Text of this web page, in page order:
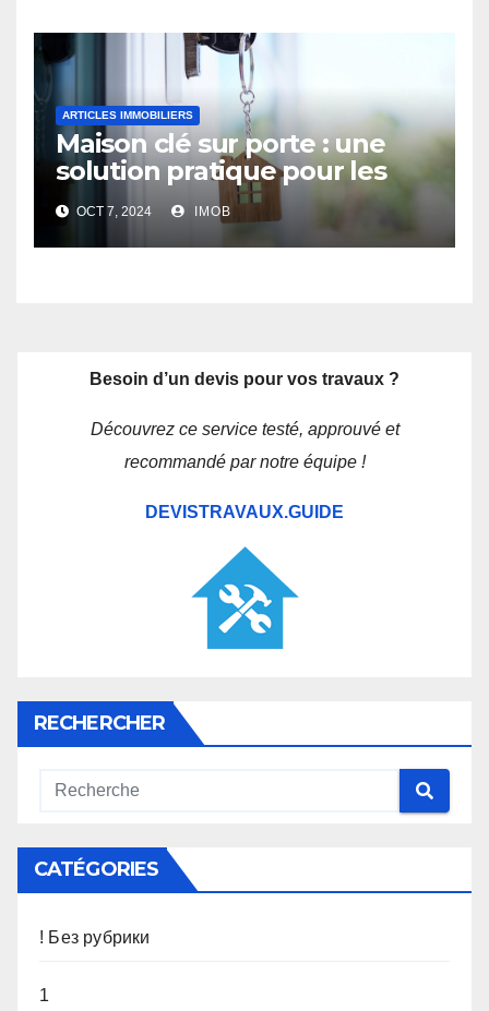
ARTICLES IMMOBILIERS
Maison clé sur porte : une
solution pratique pour les
futurs propriétaires
OCT 7, 2024 IMOB
Besoin d’un devis pour vos travaux ?
Découvrez ce service testé, approuvé et
recommandé par notre équipe !
DEVISTRAVAUX.GUIDE
RECHERCHER
CATÉGORIES
! Без рубрики
1